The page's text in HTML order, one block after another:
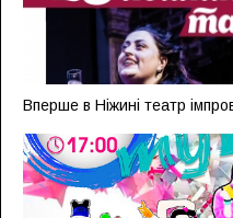
Вперше в Ніжині театр